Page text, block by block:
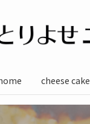
cheese cake